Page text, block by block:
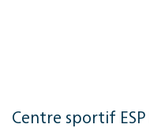
Centre sportif